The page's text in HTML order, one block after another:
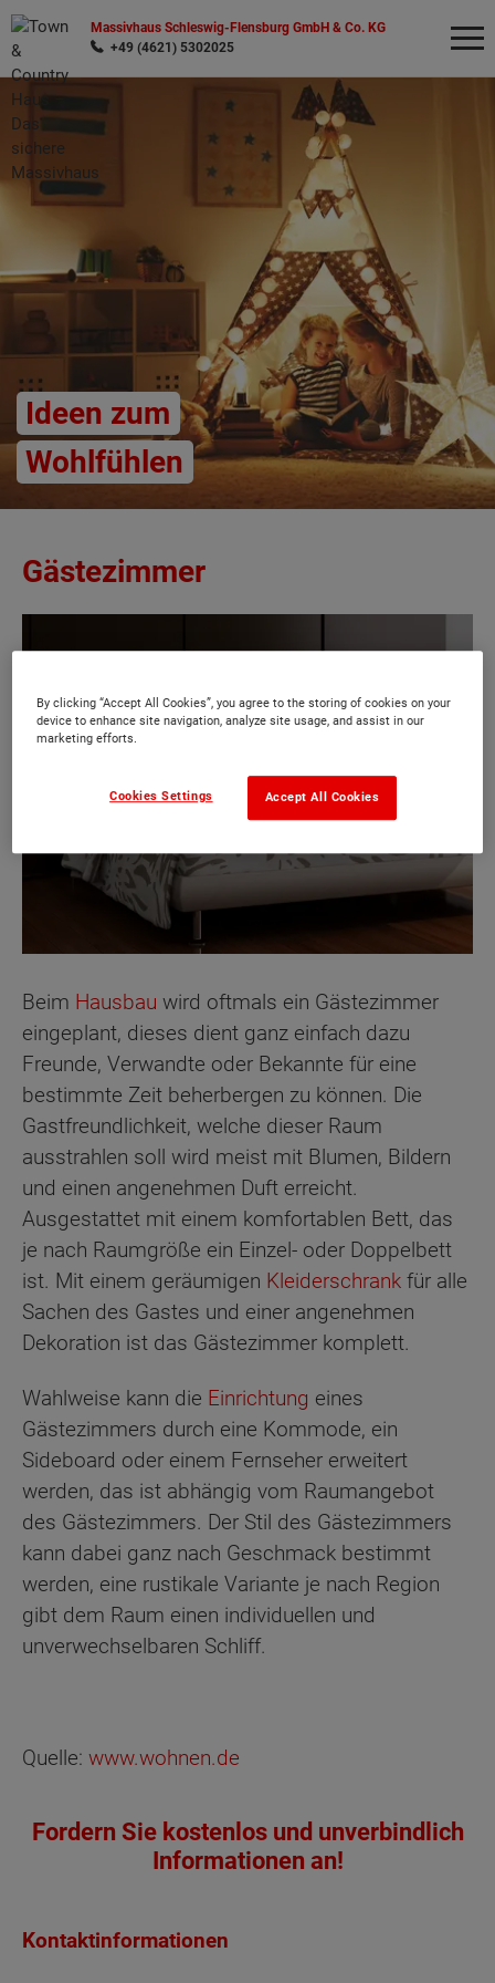
Massivhaus Schleswig-Flensburg GmbH & Co. KG
+49 (4621) 5302025
Ideen zum
Wohlfühlen
Gästezimmer
Beim Hausbau wird oftmals ein Gästezimmer
eingeplant, dieses dient ganz einfach dazu
Freunde, Verwandte oder Bekannte für eine
bestimmte Zeit beherbergen zu können. Die
Gastfreundlichkeit, welche dieser Raum
ausstrahlen soll wird meist mit Blumen, Bildern
und einen angenehmen Duft erreicht.
Ausgestattet mit einem komfortablen Bett, das
je nach Raumgröße ein Einzel- oder Doppelbett
ist. Mit einem geräumigen Kleiderschrank für alle
Sachen des Gastes und einer angenehmen
Dekoration ist das Gästezimmer komplett.
Wahlweise kann die Einrichtung eines
Gästezimmers durch eine Kommode, ein
Sideboard oder einem Fernseher erweitert
werden, das ist abhängig vom Raumangebot
des Gästezimmers. Der Stil des Gästezimmers
kann dabei ganz nach Geschmack bestimmt
werden, eine rustikale Variante je nach Region
gibt dem Raum einen individuellen und
unverwechselbaren Schliff.
Quelle: www.wohnen.de
Fordern Sie kostenlos und unverbindlich
Informationen an!
Kontaktinformationen
Wonach möchten Sie suchen?
By clicking “Accept All Cookies”, you agree to the storing of cookies on your
device to enhance site navigation, analyze site usage, and assist in our
marketing efforts.
Accept All Cookies
Cookies Settings